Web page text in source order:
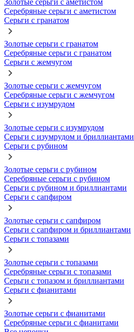
Золотые серьги с аметистом
Серебряные серьги с аметистом
Серьги с гранатом
Золотые серьги с гранатом
Серебряные серьги с гранатом
Серьги с жемчугом
Золотые серьги с жемчугом
Серебряные серьги с жемчугом
Серьги с изумрудом
Золотые серьги с изумрудом
Серьги с изумрудом и бриллиантами
Серьги с рубином
Золотые серьги с рубином
Серебряные серьги с рубином
Серьги с рубином и бриллиантами
Серьги с сапфиром
Золотые серьги с сапфиром
Серьги с сапфиром и бриллиантами
Серьги с топазами
Золотые серьги с топазами
Серебряные серьги с топазами
Серьги с топазом и бриллиантами
Серьги с фианитами
Золотые серьги с фианитами
Серебряные серьги с фианитами